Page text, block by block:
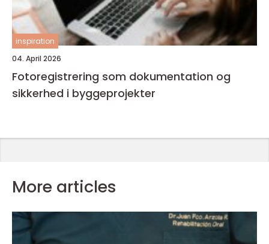
inspiration
04. April 2026
Fotoregistrering som dokumentation og
sikkerhed i byggeprojekter
More articles